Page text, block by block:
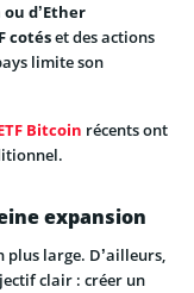
d’Ether
cotéset des actions
limite son
Bitcoin récents ont
expansion
plus large. D’ailleurs,
clair : créer un